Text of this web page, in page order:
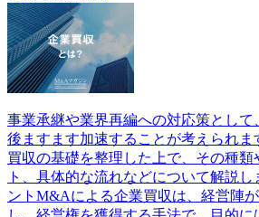
事業承継や業界再編への対応策として
後ますます加速することが考えられま
買収の基礎を整理した上で、その種類
ト、具体的な流れなどについて解説
ントM&Aによる企業買収は、経営陣